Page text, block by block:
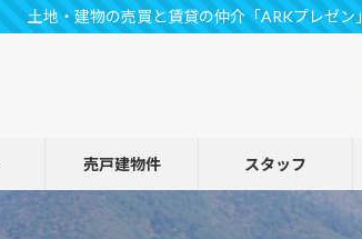
土地・建物の売買と賃貸の仲介「ARKプレゼン」
売戸建物件 スタッフ